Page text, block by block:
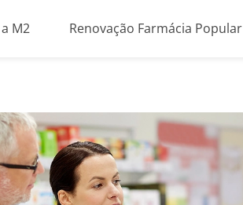
M2 Renovação Farmácia Popular